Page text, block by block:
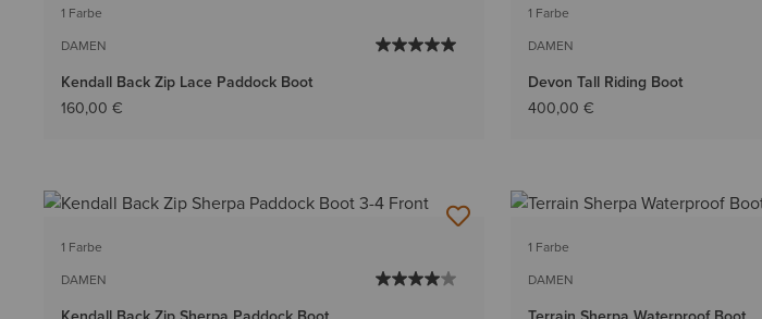
1 Farbe
DAMEN
Kendall Back Zip Lace Paddock Boot
160,00 €
1 Farbe
DAMEN
Devon Tall Riding Boot
400,00 €
1 Farbe
DAMEN
1 Farbe
DAMEN